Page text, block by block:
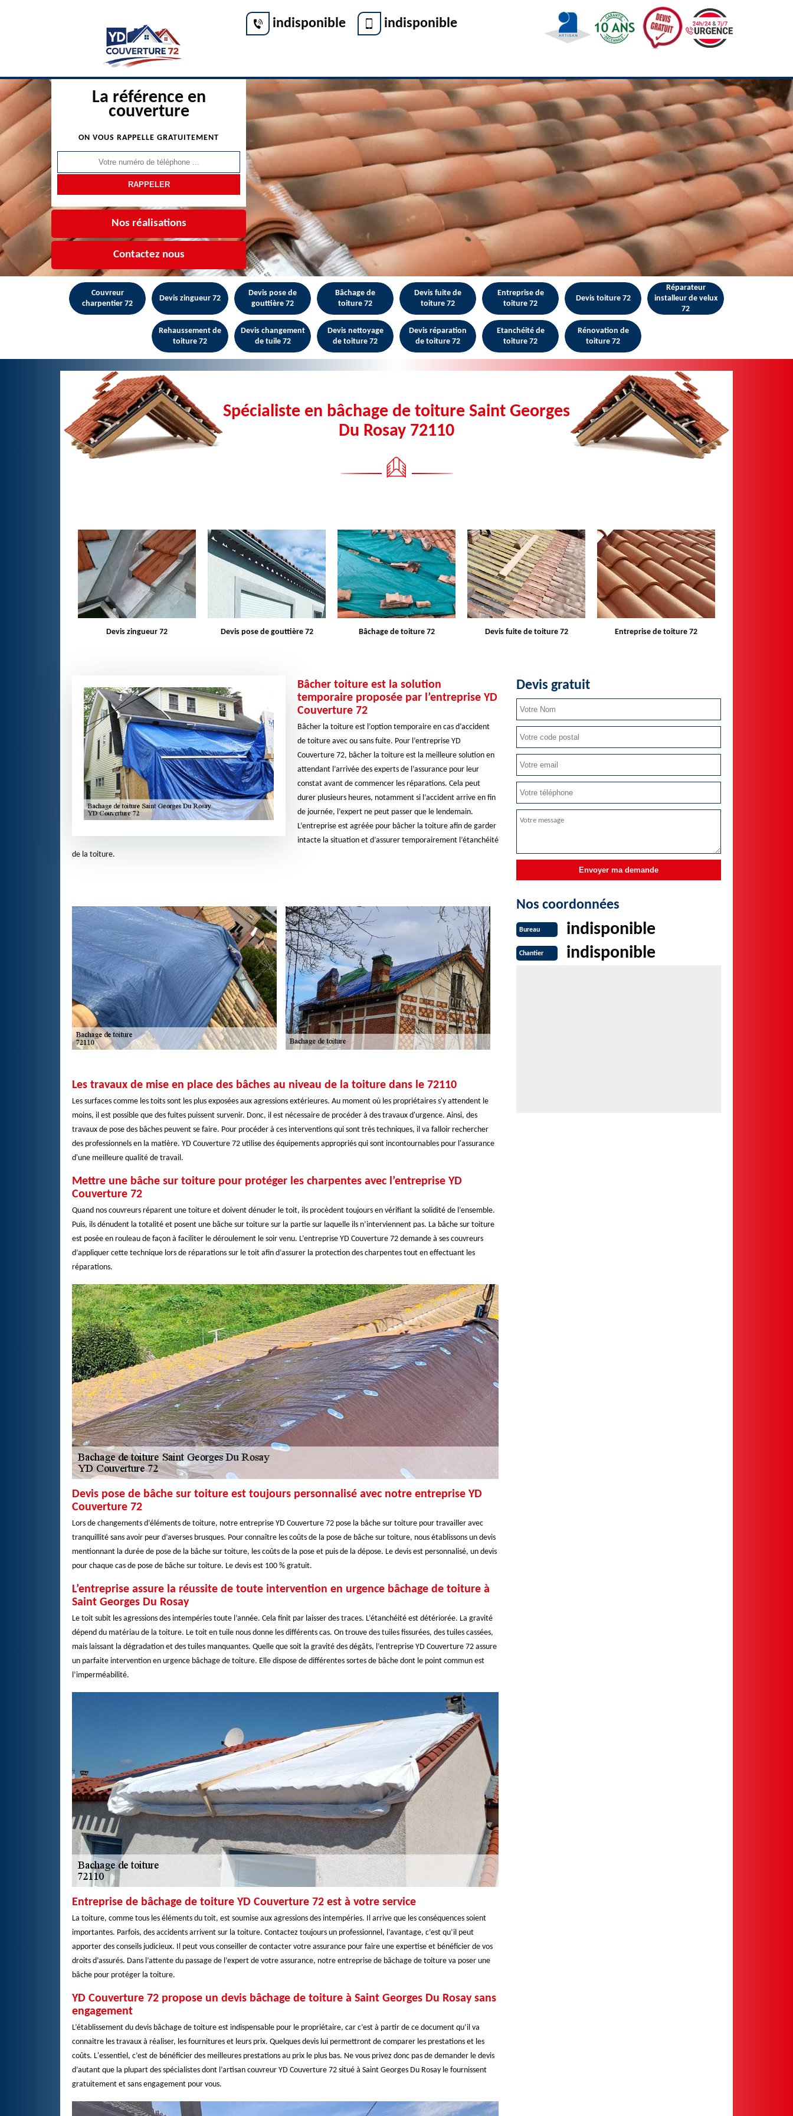
indisponible indisponible
La référence en
couverture
ON VOUS RAPPELLE GRATUITEMENT
Nos réalisations
Contactez nous
Couvreur
charpentier 72
Devis zingueur 72
Devis pose de
gouttière 72
Bâchage de
toiture 72
Devis fuite de
toiture 72
Entreprise de
toiture 72
Devis toiture 72
Réparateur
installeur de velux
72
Rehaussement de
toiture 72
Devis changement
de tuile 72
Devis nettoyage
de toiture 72
Devis réparation
de toiture 72
Etanchéité de
toiture 72
Rénovation de
toiture 72
Spécialiste en bâchage de toiture Saint Georges
Du Rosay 72110
Devis pose de gouttière 72 Bâchage de toiture 72 Devis fuite de toiture 72 Entreprise de toiture 72 Devis toiture 72
Bâcher toiture est la solution
temporaire proposée par l’entreprise YD
Couverture 72
Bâcher la toiture est l’option temporaire en cas d’accident
de toiture avec ou sans fuite. Pour l’entreprise YD
Couverture 72, bâcher la toiture est la meilleure solution en
attendant l’arrivée des experts de l’assurance pour leur
constat avant de commencer les réparations. Cela peut
durer plusieurs heures, notamment si l’accident arrive en fin
de journée, l’expert ne peut passer que le lendemain.
L’entreprise est agréée pour bâcher la toiture afin de garder
intacte la situation et d’assurer temporairement l’étanchéité
de la toiture.
Les travaux de mise en place des bâches au niveau de la toiture dans le 72110
Les surfaces comme les toits sont les plus exposées aux agressions extérieures. Au moment où les propriétaires s'y attendent le
moins, il est possible que des fuites puissent survenir. Donc, il est nécessaire de procéder à des travaux d'urgence. Ainsi, des
travaux de pose des bâches peuvent se faire. Pour procéder à ces interventions qui sont très techniques, il va falloir rechercher
des professionnels en la matière. YD Couverture 72 utilise des équipements appropriés qui sont incontournables pour l'assurance
d'une meilleure qualité de travail.
Mettre une bâche sur toiture pour protéger les charpentes avec l’entreprise YD
Couverture 72
Quand nos couvreurs réparent une toiture et doivent dénuder le toit, ils procèdent toujours en vérifiant la solidité de l’ensemble.
Puis, ils dénudent la totalité et posent une bâche sur toiture sur la partie sur laquelle ils n’interviennent pas. La bâche sur toiture
est posée en rouleau de façon à faciliter le déroulement le soir venu. L’entreprise YD Couverture 72 demande à ses couvreurs
d’appliquer cette technique lors de réparations sur le toit afin d’assurer la protection des charpentes tout en effectuant les
réparations.
Devis pose de bâche sur toiture est toujours personnalisé avec notre entreprise YD
Couverture 72
Lors de changements d’éléments de toiture, notre entreprise YD Couverture 72 pose la bâche sur toiture pour travailler avec
tranquillité sans avoir peur d’averses brusques. Pour connaître les coûts de la pose de bâche sur toiture, nous établissons un devis
mentionnant la durée de pose de la bâche sur toiture, les coûts de la pose et puis de la dépose. Le devis est personnalisé, un devis
pour chaque cas de pose de bâche sur toiture. Le devis est 100 % gratuit.
L’entreprise assure la réussite de toute intervention en urgence bâchage de toiture à
Saint Georges Du Rosay
Le toit subit les agressions des intempéries toute l’année. Cela finit par laisser des traces. L’étanchéité est détériorée. La gravité
dépend du matériau de la toiture. Le toit en tuile nous donne les différents cas. On trouve des tuiles fissurées, des tuiles cassées,
mais laissant la dégradation et des tuiles manquantes. Quelle que soit la gravité des dégâts, l’entreprise YD Couverture 72 assure
un parfaite intervention en urgence bâchage de toiture. Elle dispose de différentes sortes de bâche dont le point commun est
l’imperméabilité.
Entreprise de bâchage de toiture YD Couverture 72 est à votre service
La toiture, comme tous les éléments du toit, est soumise aux agressions des intempéries. Il arrive que les conséquences soient
importantes. Parfois, des accidents arrivent sur la toiture. Contactez toujours un professionnel, l’avantage, c’est qu’il peut
apporter des conseils judicieux. Il peut vous conseiller de contacter votre assurance pour faire une expertise et bénéficier de vos
droits d’assurés. Dans l’attente du passage de l’expert de votre assurance, notre entreprise de bâchage de toiture va poser une
bâche pour protéger la toiture.
YD Couverture 72 propose un devis bâchage de toiture à Saint Georges Du Rosay sans
engagement
L’établissement du devis bâchage de toiture est indispensable pour le propriétaire, car c’est à partir de ce document qu’il va
connaitre les travaux à réaliser, les fournitures et leurs prix. Quelques devis lui permettront de comparer les prestations et les
coûts. L'essentiel, c’est de bénéficier des meilleures prestations au prix le plus bas. Ne vous privez donc pas de demander le devis
d’autant que la plupart des spécialistes dont l’artisan couvreur YD Couverture 72 situé à Saint Georges Du Rosay le fournissent
gratuitement et sans engagement pour vous.
Devis gratuit
Nos coordonnées
Bureau indisponible
Chantier indisponible